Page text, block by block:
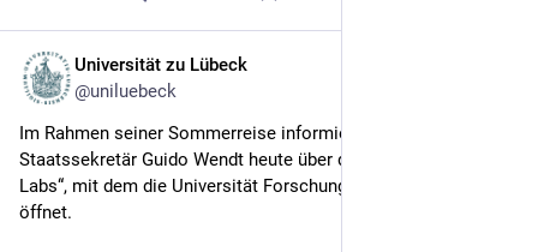
Universität zu Lübeck
@uniluebeck
Im Rahmen seiner Sommerreise informierte sich
Staatssekretär Guido Wendt heute über das Lehrprojekt „Life
Labs“, mit dem die Universität Forschungslabore für die Lehre
öffnet.